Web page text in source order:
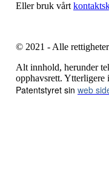
Eller bruk vårt
© 2021 - Alle
Alt innhold, herunder
opphavsrett. Ytterligere
Patentstyret sin web